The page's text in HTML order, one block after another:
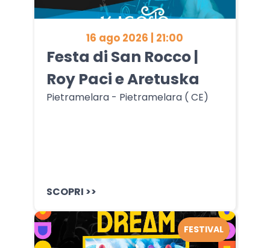
16 ago 2026 | 21:00
Festa di San Rocco |
Roy Paci e Aretuska
Pietramelara - Pietramelara ( CE)
SCOPRI >>
FESTIVAL